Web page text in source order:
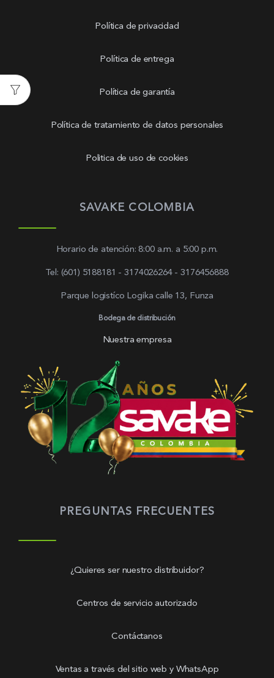
Política de privacidad
Política de entrega
Política de garantía
Política de tratamiento de datos personales
Politica de uso de cookies
SAVAKE COLOMBIA
Horario de atención: 8:00 a.m. a 5:00 p.m.
Tel: (601) 5188181 - 3174026264 - 3176456888
Parque logistíco Logika calle 13, Funza
Bodega de distribución
Nuestra empresa
PREGUNTAS FRECUENTES
¿Quieres ser nuestro distribuidor?
Centros de servicio autorizado
Contáctanos
Ventas a través del sitio web y WhatsApp